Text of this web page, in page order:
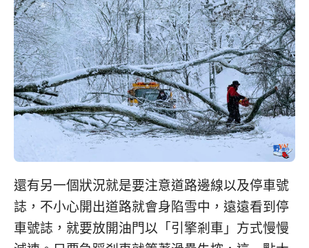
還有另一個狀況就是要注意道路邊線以及停車號
誌，不小心開出道路就會身陷雪中，遠遠看到停
車號誌，就要放開油門以「引擎剎車」方式慢慢